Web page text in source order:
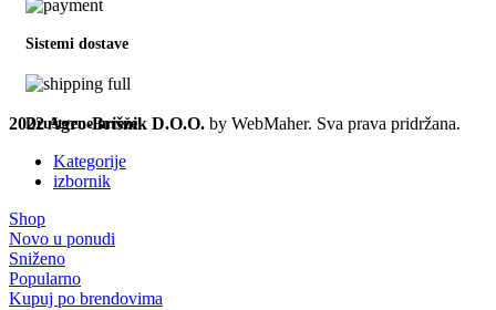
Sistemi dostave
Društvene mreže
2022 Agro-Brišnik D.O.O. by WebMaher. Sva prava pridržana.
Kategorije
izbornik
Shop
Novo u ponudi
Sniženo
Popularno
Kupuj po brendovima